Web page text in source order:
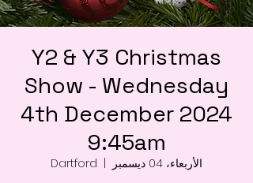
Y2 & Y3 Christmas
Show - Wednesday
4th December 2024
9:45am
الأربعاء، 04 ديسمبر
Dartford